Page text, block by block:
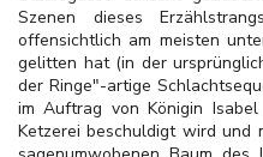
Szenen dieses
offensichtlich am meisten
gelitten hat (in der
der Ringe"-artige
im Auftrag von Königin
Ketzerei beschuldigt wird und